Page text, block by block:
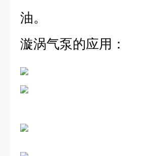
油。
漩涡气泵的应用：